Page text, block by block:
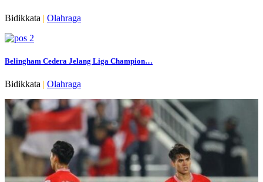
Bidikkata | Olahraga
Belingham Cedera Jelang Liga Champion…
Bidikkata | Olahraga